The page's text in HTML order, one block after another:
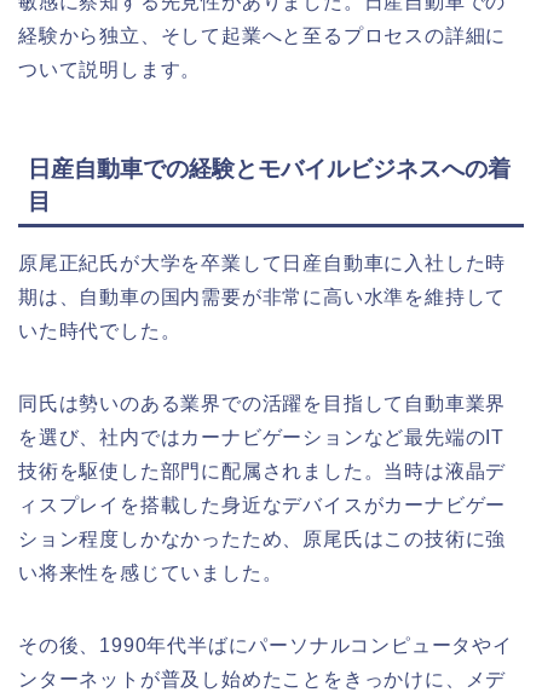
経験から独立、そして起業へと至るプロセスの詳細に
ついて説明します。
日産自動車での経験とモバイルビジネスへの着
目
原尾正紀氏が大学を卒業して日産自動車に入社した時
期は、自動車の国内需要が非常に高い水準を維持して
いた時代でした。
同氏は勢いのある業界での活躍を目指して自動車業界
を選び、社内ではカーナビゲーションなど最先端のIT
技術を駆使した部門に配属されました。当時は液晶デ
ィスプレイを搭載した身近なデバイスがカーナビゲー
ション程度しかなかったため、原尾氏はこの技術に強
い将来性を感じていました。
その後、1990年代半ばにパーソナルコンピュータやイ
ンターネットが普及し始めたことをきっかけに、メデ